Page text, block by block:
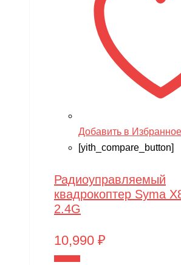
Добавить в Избранное
[yith_compare_button]
Радиоуправляемый
квадрокоптер Syma
2.4G
10,990 ₽